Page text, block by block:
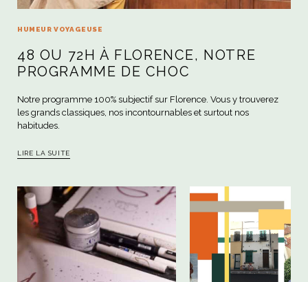
HUMEUR VOYAGEUSE
48 OU 72H À FLORENCE, NOTRE
PROGRAMME DE CHOC
Notre programme 100% subjectif sur Florence. Vous y trouverez
les grands classiques, nos incontournables et surtout nos
habitudes.
LIRE LA SUITE